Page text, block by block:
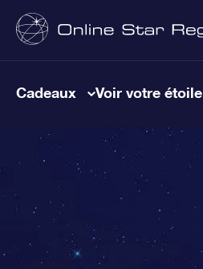
Cadeaux Voir votre étoile